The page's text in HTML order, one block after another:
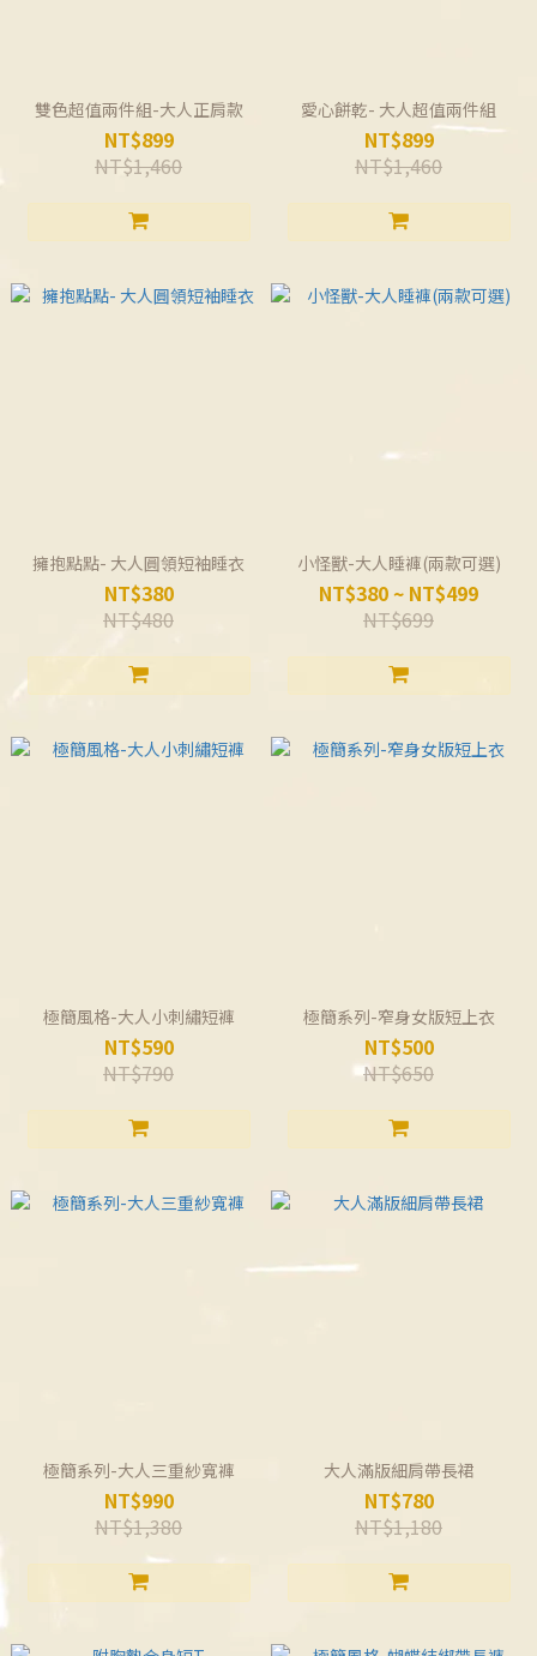
雙色超值兩件組-大人正肩款
NT$899
NT$1,460
愛心餅乾- 大人超值兩件組
NT$899
NT$1,460
擁抱點點- 大人圓領短袖睡衣
NT$380
NT$480
小怪獸-大人睡褲(兩款可選)
NT$380 ~ NT$499
NT$699
極簡風格-大人小刺繡短褲
NT$590
NT$790
極簡系列-窄身女版短上衣
NT$500
NT$650
極簡系列-大人三重紗寬褲
NT$990
NT$1,380
大人滿版細肩帶長裙
NT$780
NT$1,180